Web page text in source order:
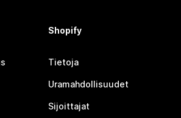
Shopify
Tietoja
Uramahdollisuudet
Sijoittajat